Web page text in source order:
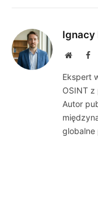
Ignacy
Website
Ekspert
OSINT
Autor
globalne